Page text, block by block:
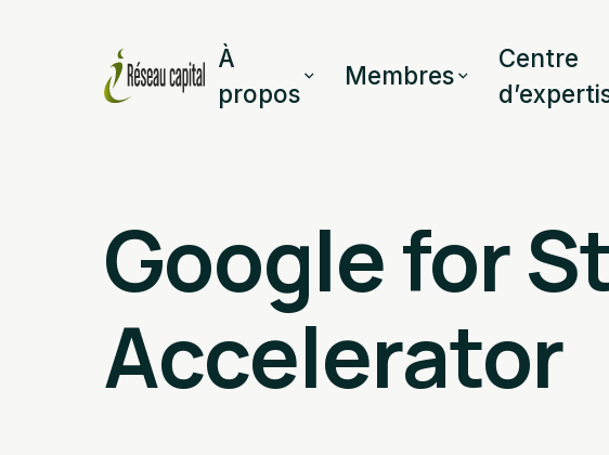
À
propos
Membres
Centre
Google for
Accelerator